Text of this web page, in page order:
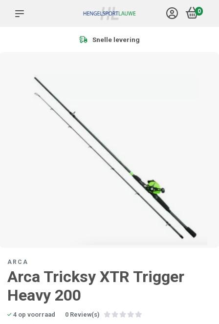
0
ARCA
Arca Tricksy XTR Trigger
Heavy 200
4 op voorraad 0 Review(s)